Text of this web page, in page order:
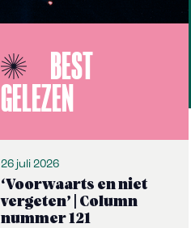
BEST
GELEZEN
26 juli 2026
‘Voorwaarts en niet
vergeten’ | Column
nummer 121